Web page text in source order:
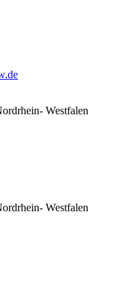
Westfalen
Westfalen